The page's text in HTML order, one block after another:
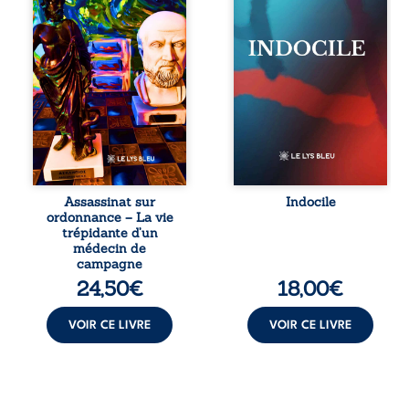
réédition enrichie
et actualisée du
témoignage du
Docteur Marc
Biencourt, ancien
médecin de
famille, qui revient
sur son parcours
médical, syndical
et ordinal. Depuis
septembre 2013, il
raconte le long
combat qui l’a
conduit à être
écarté du corps
médical, malgré
une décision de
première instance
Assassinat sur
ordonnance – La vie
trépidante d’un
médecin de
campagne
24,50€
VOIR CE LIVRE
silences qu’on ne
déchiffre pas, les
amours qu’on
dérange, les corps
qu’on administre
et les liens qu’on
sabote, cet
ouvrage parle à
vivent trop fort,
trop vrai, trop tôt.
traversée. Une
langue nue. Une
Indocile
18,00€
VOIR CE LIVRE